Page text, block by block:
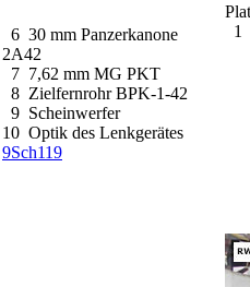
6 30 mm Panzerkanone
2A42
7 7,62 mm MG PKT
8 Zielfernrohr BPK-1-42
9 Scheinwerfer
10 Optik des Lenkgerätes
9Sch119
1